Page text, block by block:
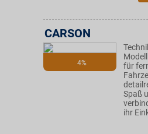
4%
CARSON
für
Spaß
ihr